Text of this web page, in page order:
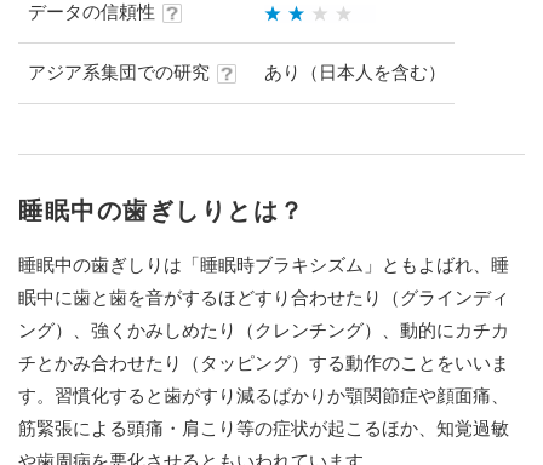
データの信頼性
アジア系集団での研究 あり（日本人を含む）
睡眠中の歯ぎしりとは？
睡眠中の歯ぎしりは「睡眠時ブラキシズム」ともよばれ、睡
眠中に歯と歯を音がするほどすり合わせたり（グラインディ
ング）、強くかみしめたり（クレンチング）、動的にカチカ
チとかみ合わせたり（タッピング）する動作のことをいいま
す。習慣化すると歯がすり減るばかりか顎関節症や顔面痛、
筋緊張による頭痛・肩こり等の症状が起こるほか、知覚過敏